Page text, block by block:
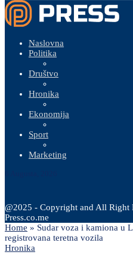
Naslovna
Politika
Društvo
Hronika
Ekonomija
Sport
Marketing
@2025 - Copyright and All Right
Press.co.me
Home » Sudar voza i kamiona u
registrovana teretna vozila
Hronika